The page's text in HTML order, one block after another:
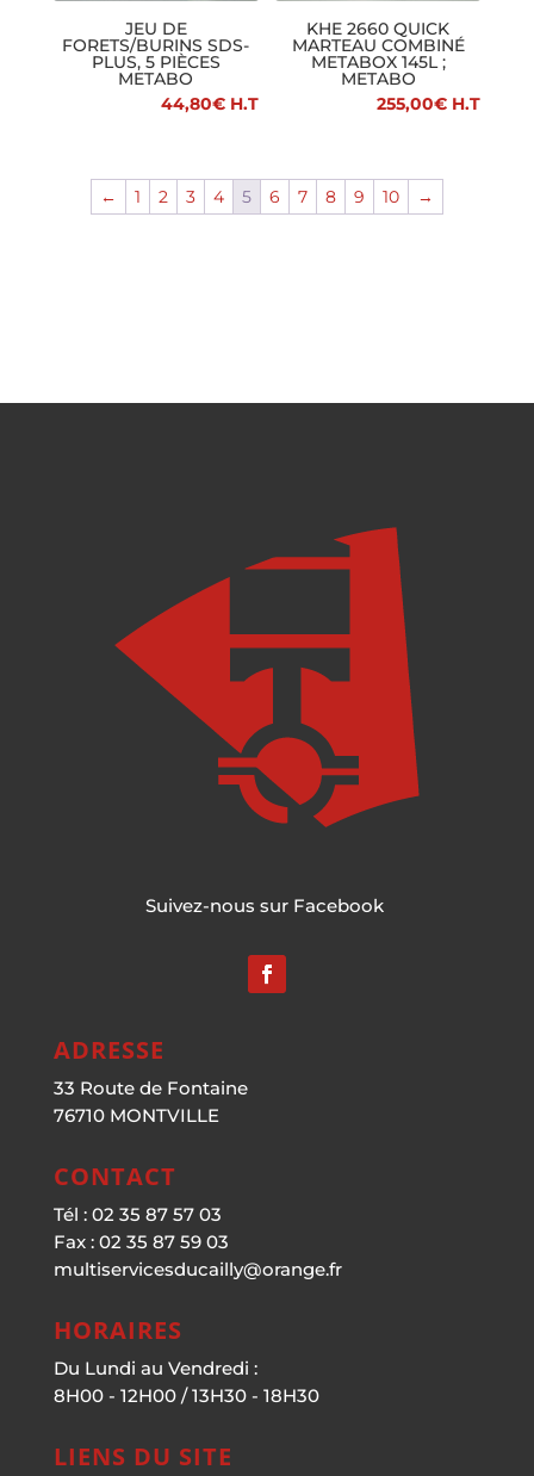
JEU DE
FORETS/BURINS SDS-
PLUS, 5 PIÈCES
METABO
44,80€ H.T
KHE 2660 QUICK
MARTEAU COMBINÉ
METABOX 145L ;
METABO
255,00€ H.T
← 1 2 3 4 5 6 7 8 9 10 →
Suivez-nous sur Facebook
ADRESSE
33 Route de Fontaine
76710 MONTVILLE
CONTACT
Tél : 02 35 87 57 03
Fax : 02 35 87 59 03
multiservicesducailly@orange.fr
HORAIRES
Du Lundi au Vendredi :
8H00 - 12H00 / 13H30 - 18H30
LIENS DU SITE